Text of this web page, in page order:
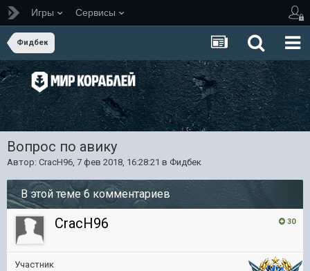
Игры Сервисы
Фидбек
Вопрос по авику
Автор: CracH96, 7 фев 2018, 16:28:21 в Фидбек
В этой теме 6 комментариев
30
CracH96
Участник